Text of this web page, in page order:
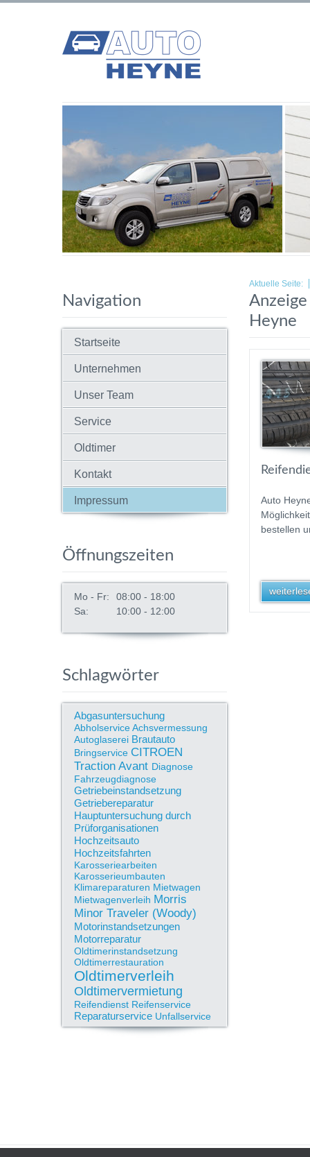
Navigation
Startseite
Unternehmen
Unser Team
Service
Oldtimer
Kontakt
Impressum
Öffnungszeiten
Mo - Fr:
08:00 - 18:00
Sa:
10:00 - 12:00
Schlagwörter
Abgasuntersuchung
AbholserviceAchsvermessung
Autoglaserei Brautauto
Bringservice CITROEN
Traction Avant Diagnose
Fahrzeugdiagnose
Getriebeinstandsetzung
Getriebereparatur
Hauptuntersuchung durch
Prüforganisationen
Hochzeitsauto
Hochzeitsfahrten
Karosseriearbeiten
Karosserieumbauten
Klimareparaturen Mietwagen
Mietwagenverleih Morris
Minor Traveler (Woody)
Motorinstandsetzungen
Motorreparatur
Oldtimerinstandsetzung
Oldtimerrestauration
Oldtimerverleih
Oldtimervermietung
Reifendienst Reifenservice
Reparaturservice Unfallservice
Aktuelle Seite:
Heyne
Auto
bestellen